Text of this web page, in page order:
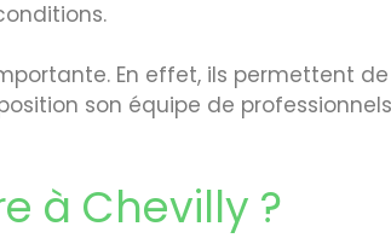
En effet, ils permettent
son équipe de
à Chevilly ?